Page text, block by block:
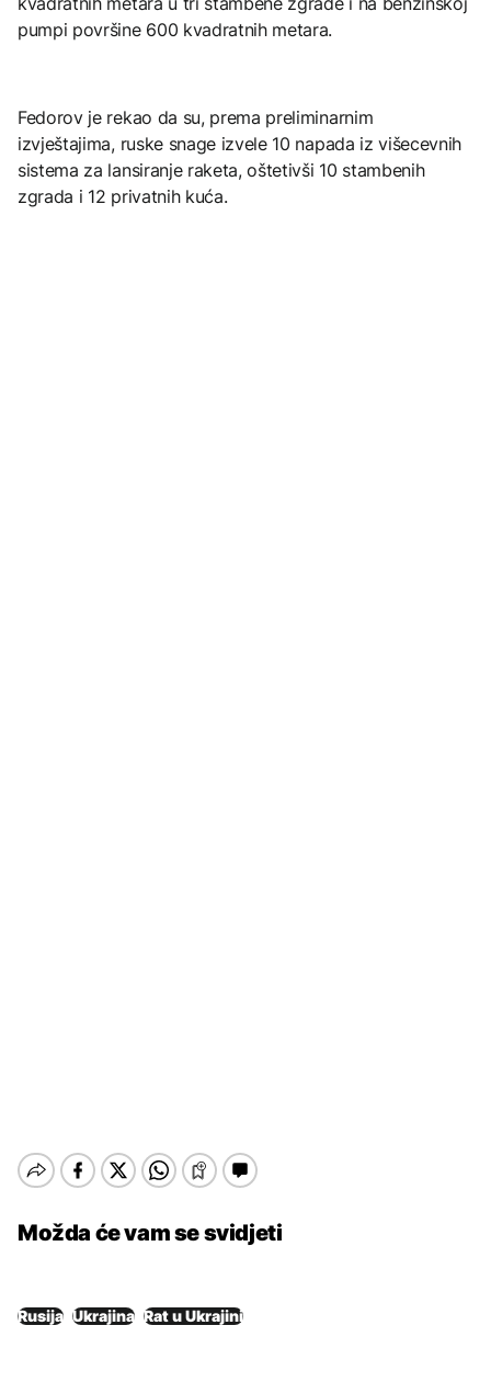
pumpi površine 600 kvadratnih metara.
Fedorov je rekao da su, prema preliminarnim
izvještajima, ruske snage izvele 10 napada iz višecevnih
sistema za lansiranje raketa, oštetivši 10 stambenih
zgrada i 12 privatnih kuća.
Možda će vam se svidjeti
Rusija Ukrajina Rat u Ukrajini